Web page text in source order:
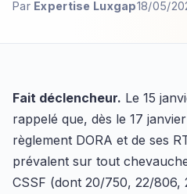
Par Expertise Luxgap18/05/
Fait déclencheur. Le 15
rappelé que, dès le 17
règlement DORA et de ses
prévalent sur tout
CSSF (dont 20/750, 22/806,